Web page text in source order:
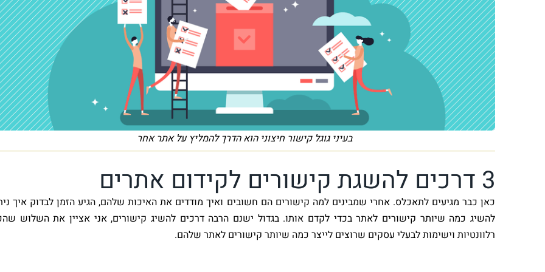
בעיני גוגל קישור חיצוני הוא הדרך להמליץ על אתר אחר
3 דרכים להשגת קישורים לקידום אתרים
כאן כבר מגיעים לתאכלס. אחרי שמבינים למה קישורים הם חשובים ואיך מודדים את האיכות שלהם, הגיע הזמן לבדוק איך
להשיג כמה שיותר קישורים לאתר בכדי לקדם אותו. בגדול ישנם הרבה דרכים להשיג קישורים, אני אציין את השלוש
רלוונטיות וישימות לבעלי עסקים שרוצים לייצר כמה שיותר קישורים לאתר שלהם.